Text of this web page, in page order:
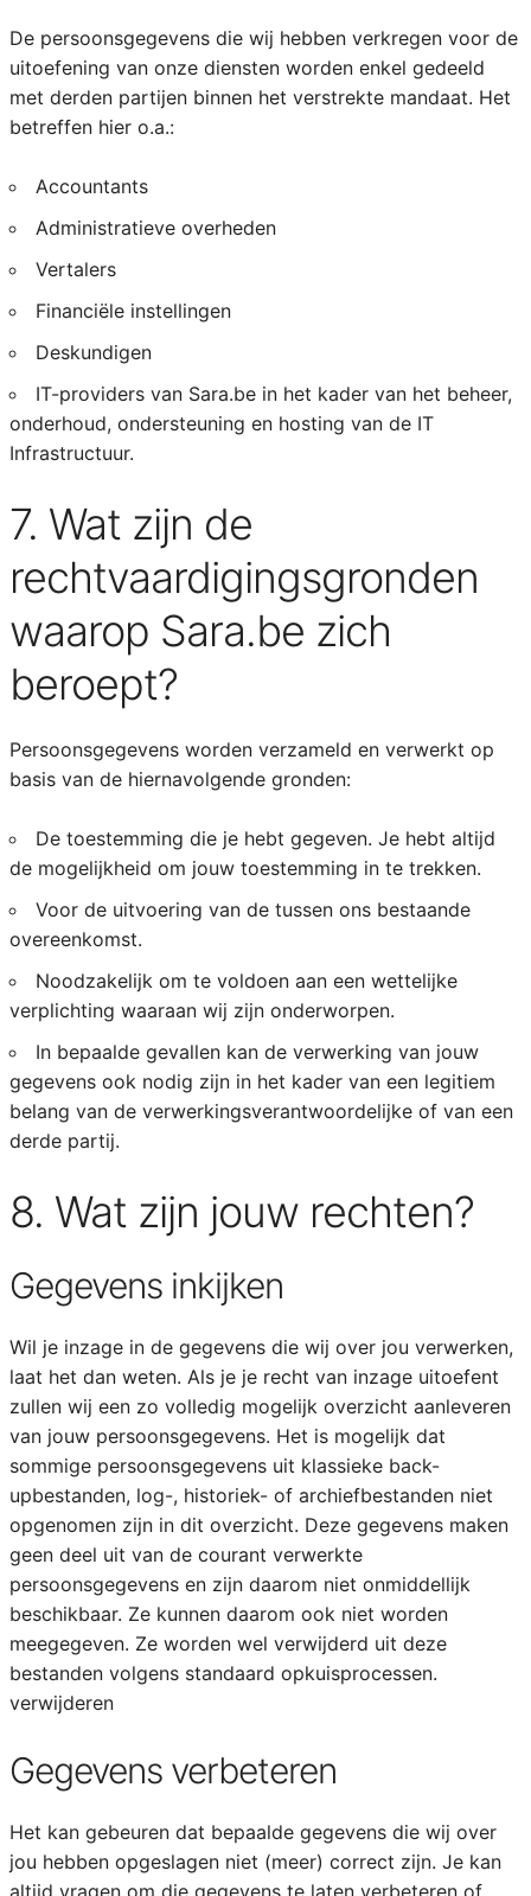
De persoonsgegevens die wij hebben verkregen voor de
uitoefening van onze diensten worden enkel gedeeld
met derden partijen binnen het verstrekte mandaat. Het
betreffen hier o.a.:
Accountants
Administratieve overheden
Vertalers
Financiële instellingen
Deskundigen
IT-providers van Sara.be in het kader van het beheer,
onderhoud, ondersteuning en hosting van de IT
Infrastructuur.
7. Wat zijn de
rechtvaardigingsgronden
waarop Sara.be zich
beroept?
Persoonsgegevens worden verzameld en verwerkt op
basis van de hiernavolgende gronden:
De toestemming die je hebt gegeven. Je hebt altijd
de mogelijkheid om jouw toestemming in te trekken.
Voor de uitvoering van de tussen ons bestaande
overeenkomst.
Noodzakelijk om te voldoen aan een wettelijke
verplichting waaraan wij zijn onderworpen.
In bepaalde gevallen kan de verwerking van jouw
gegevens ook nodig zijn in het kader van een legitiem
belang van de verwerkingsverantwoordelijke of van een
derde partij.
8. Wat zijn jouw rechten?
Gegevens inkijken
Wil je inzage in de gegevens die wij over jou verwerken,
laat het dan weten. Als je je recht van inzage uitoefent
zullen wij een zo volledig mogelijk overzicht aanleveren
van jouw persoonsgegevens. Het is mogelijk dat
sommige persoonsgegevens uit klassieke back-
upbestanden, log-, historiek- of archiefbestanden niet
opgenomen zijn in dit overzicht. Deze gegevens maken
geen deel uit van de courant verwerkte
persoonsgegevens en zijn daarom niet onmiddellijk
beschikbaar. Ze kunnen daarom ook niet worden
meegegeven. Ze worden wel verwijderd uit deze
bestanden volgens standaard opkuisprocessen.
verwijderen
Gegevens verbeteren
Het kan gebeuren dat bepaalde gegevens die wij over
jou hebben opgeslagen niet (meer) correct zijn. Je kan
altijd vragen om die gegevens te laten verbeteren of